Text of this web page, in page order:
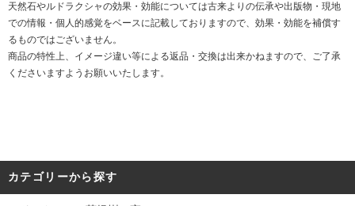
天然石やルドラクシャの効果・効能については古来よりの伝承や出版物・現地
での情報・個人的感覚をベースに記載しておりますので、効果・効能を補償す
るものではございません。
商品の特性上、イメージ違い等による返品・交換は出来かねますので、ご了承
くださいますようお願いいたします。
カテゴリーから探す